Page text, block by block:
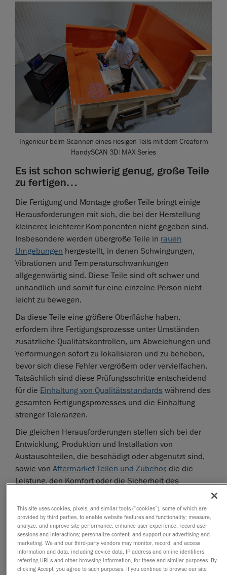
Ingenieur beim Scannen eines riesigen Teils mit dem Creaform
HandySCAN 3D|MAX Series
Es ist schon schwierig genug, große Teile
zu fertigen…
Die Fertigung und Montage großer Teile bringt einige
Herausforderungen mit sich, die bei der Herstellung
kleinerer, leichterer Komponenten nicht gegeben sind.
Insbesondere werden übergroße Teile in rauen
Umgebungen hergestellt, in denen Schwingungen,
Vibrationen und Temperaturschwankungen
allgegenwärtig sind. Diese Teile sind oft schwer und
unhandlich und somit für eine einzelne Person nicht
leicht zu bewegen.
Da diese Teile eine größere Oberfläche haben,
erfordern ihre Fertigungsprozesse unter Umständen
zusätzliche Qualitätskontrollen, um Abweichungen und
Verformungen sofort zu lokalisieren und zu beheben,
bevor sich diese Fehler vergrößern oder vervielfachen.
Tatsächlich sind diese Prüfungsschritte entscheidend
für die Einhaltung von Qualitätsstandards während des
gesamten Fertigungsprozesses und die Einhaltung
strenger Toleranzen.
Die gleichen Herausforderungen stellen sich bei der
Entwicklung, Produktion und Installation von
Austauschteilen, die beschädigt oder abgenutzt sind,
sowie von Aftermarket-Teilen und Zubehör, die die
Leistung, den Komfort oder die Sicherheit des
Teile, die beachtliche Größen erreichen können,
müssen so konzipiert sein, dass sie sich nahtlos in die
bereits vorhandene Ausrüstung einfügen, ohne dass
Sie notwendigerweise Zugang zu den CAD-Dateien der
Plattform haben, an der die Teile angebracht werden
sollen. Angesichts dieses großen Umfangs benötigen
This site uses cookies, pixels, and similar tools (“cookies”), some of which are
provided by third parties, to enable website features and functionality; measure,
analyze, and improve site performance; enhance user experience; record user
sessions and interactions; personalize content; and support our advertising and
marketing. We and our third-party vendors may monitor, record, and access
information and data, including device data, IP address and online identifiers,
referring URLs and other browsing information, for these and similar purposes. By
clicking Accept, you agree to such purposes. If you continue to browse our site